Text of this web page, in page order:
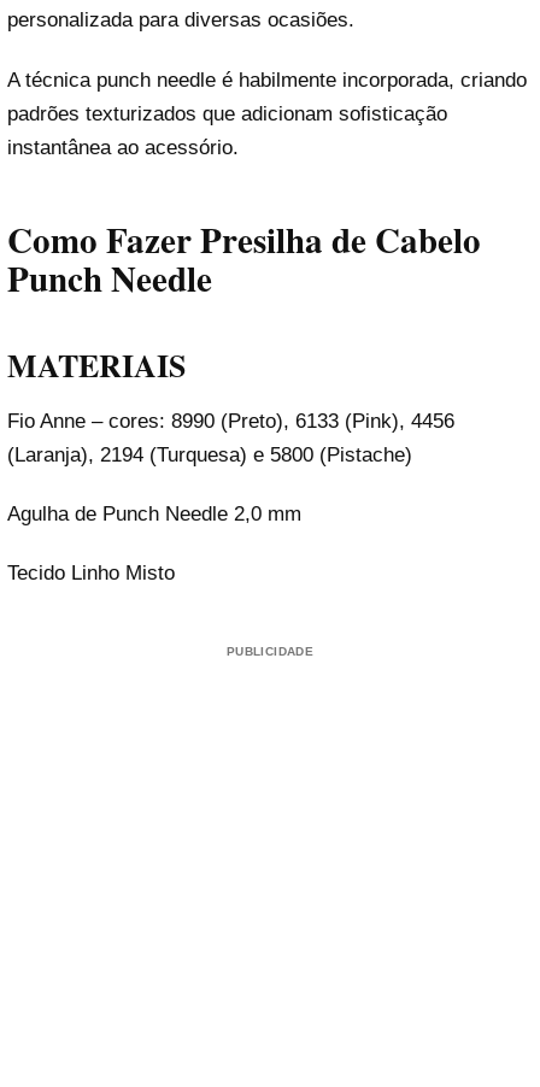
personalizada para diversas ocasiões.
A técnica punch needle é habilmente incorporada, criando
padrões texturizados que adicionam sofisticação
instantânea ao acessório.
Como Fazer Presilha de Cabelo
Punch Needle
MATERIAIS
Fio Anne – cores: 8990 (Preto), 6133 (Pink), 4456
(Laranja), 2194 (Turquesa) e 5800 (Pistache)
Agulha de Punch Needle 2,0 mm
Tecido Linho Misto
PUBLICIDADE